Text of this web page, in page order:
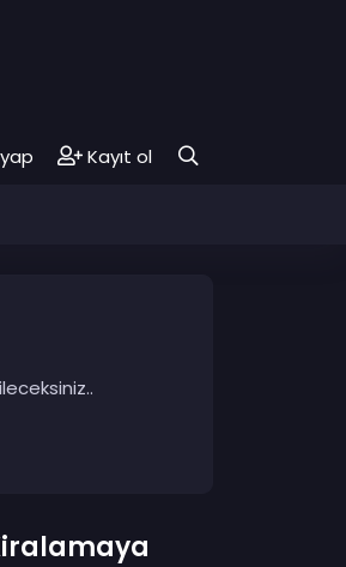
Kayıt ol